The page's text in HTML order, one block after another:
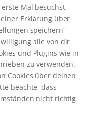
Mal besuchst,
Erklärung über
speichern“
alle von dir
und Plugins wie in
zu verwenden.
Cookies über deinen
beachte, dass
nicht richtig